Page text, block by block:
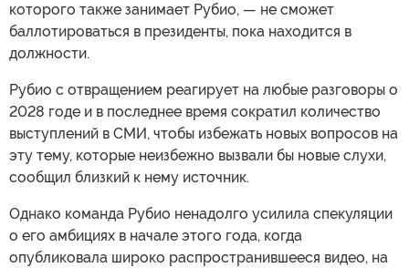
которого также занимает Рубио, — не сможет
баллотироваться в президенты, пока находится в
должности.
Рубио с отвращением реагирует на любые разговоры о
2028 годе и в последнее время сократил количество
выступлений в СМИ, чтобы избежать новых вопросов на
эту тему, которые неизбежно вызвали бы новые слухи,
сообщил близкий к нему источник.
Однако команда Рубио ненадолго усилила спекуляции
о его амбициях в начале этого года, когда
опубликовала широко распространившееся видео, на